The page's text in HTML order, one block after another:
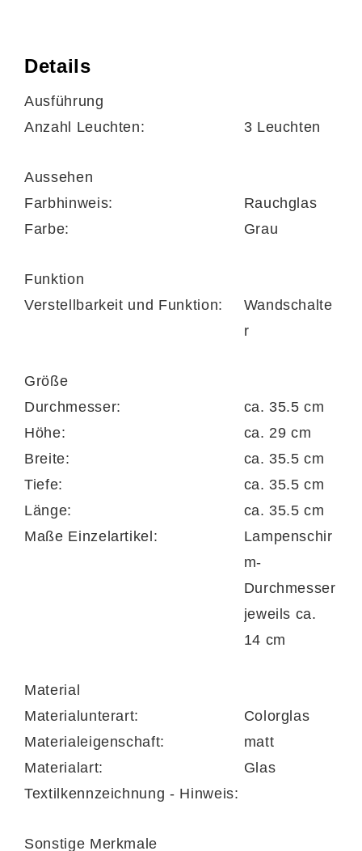
Leuchtmittel nicht enthalten
Fassung und jeweils maximal 20 Watt
Schutzart IP20
Durchmesser ca. 36 cm
Lampenschirm-Durchmesser jeweils ca. 14
cm
Details
Ausführung
Anzahl Leuchten:
3 Leuchten
Aussehen
Farbhinweis:
Rauchglas
Farbe:
Grau
Funktion
Verstellbarkeit und Funktion:
Wandschalte
r
Größe
Durchmesser:
ca. 35.5 cm
Höhe:
ca. 29 cm
Breite:
ca. 35.5 cm
Tiefe:
ca. 35.5 cm
Länge:
ca. 35.5 cm
Maße Einzelartikel:
Lampenschir
m-
Durchmesser
jeweils ca.
14 cm
Material
Materialunterart:
Colorglas
Materialeigenschaft:
matt
Materialart:
Glas
Textilkennzeichnung - Hinweis:
Sonstige Merkmale